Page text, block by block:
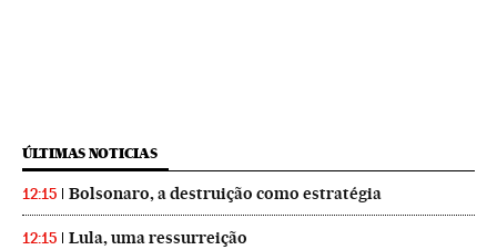
ÚLTIMAS NOTICIAS
12:15 Bolsonaro, a destruição como estratégia
12:15 Lula, uma ressurreição